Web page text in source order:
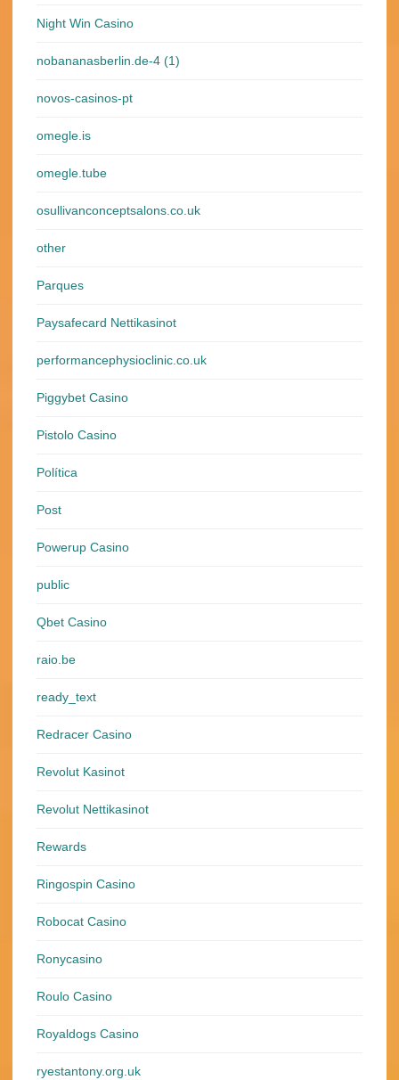
Night Win Casino
nobananasberlin.de-4 (1)
novos-casinos-pt
omegle.is
omegle.tube
osullivanconceptsalons.co.uk
other
Parques
Paysafecard Nettikasinot
performancephysioclinic.co.uk
Piggybet Casino
Pistolo Casino
Política
Post
Powerup Casino
public
Qbet Casino
raio.be
ready_text
Redracer Casino
Revolut Kasinot
Revolut Nettikasinot
Rewards
Ringospin Casino
Robocat Casino
Ronycasino
Roulo Casino
Royaldogs Casino
ryestantony.org.uk